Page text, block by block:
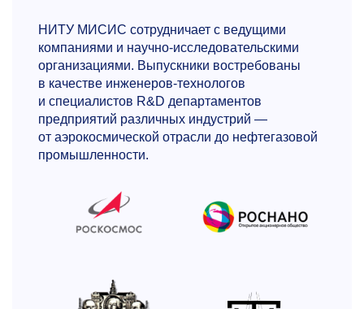
К.ф.-м.н., доценткафедры технологии
материалов электроники
Окончил физический факультет Московского
государственного университета им. М.И.
Ломоносова по специальности «Физика».
Научные интересы лежат в области физики
и технологии материалов магнитной
В рамках программы читает курсы
«Специальные вопросы физики магнитных
явлений в конденсированных средах»,
«Физика ферритов и родственных магнитных
оксидов», «Магнитные наносистемы,
НИТУ МИСИС сотрудничает с ведущими
компаниями и научно-исследовательскими
организациями. Выпускники востребованы
в качестве инженеров-технологов
и специалистов R&D департаментов
предприятий различных индустрий —
от аэрокосмической отрасли до нефтегазовой
промышленности.